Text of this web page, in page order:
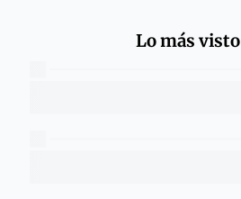
Lo más visto